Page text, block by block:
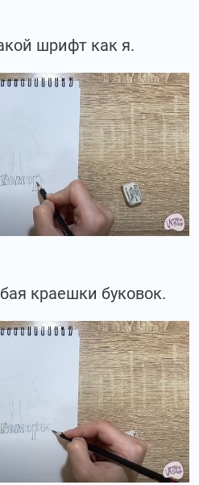
шрифт как я.
краешки буковок.